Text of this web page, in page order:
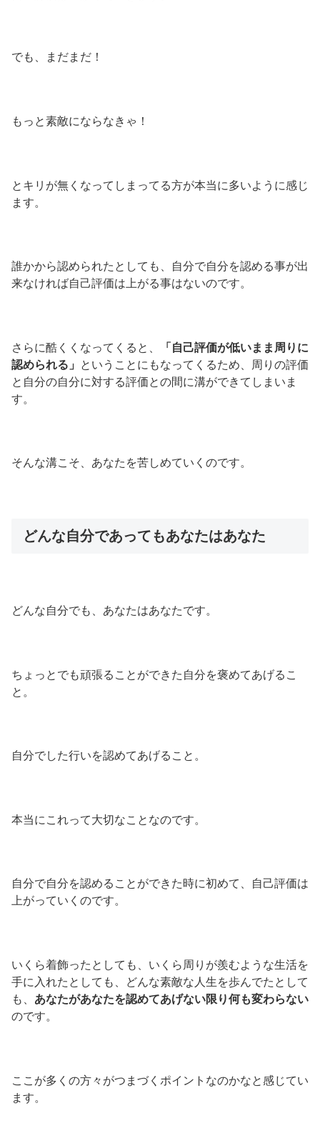
でも、まだまだ！
もっと素敵にならなきゃ！
とキリが無くなってしまってる方が本当に多いように感じ
ます。
誰かから認められたとしても、自分で自分を認める事が出
来なければ自己評価は上がる事はないのです。
さらに酷くくなってくると、
「自己評価が低いまま周りに
認められる」
ということにもなってくるため、周りの評価
と自分の自分に対する評価との間に溝ができてしまいま
す。
そんな溝こそ、あなたを苦しめていくのです。
どんな自分であってもあなたはあなた
どんな自分でも、あなたはあなたです。
ちょっとでも頑張ることができた自分を褒めてあげるこ
と。
自分でした行いを認めてあげること。
本当にこれって大切なことなのです。
自分で自分を認めることができた時に初めて、自己評価は
上がっていくのです。
いくら着飾ったとしても、いくら周りが羨むような生活を
手に入れたとしても、どんな素敵な人生を歩んでたとして
も、 あなたがあなたを認めてあげない限り何も変わらない
のです。
ここが多くの方々がつまづくポイントなのかなと感じてい
ます。